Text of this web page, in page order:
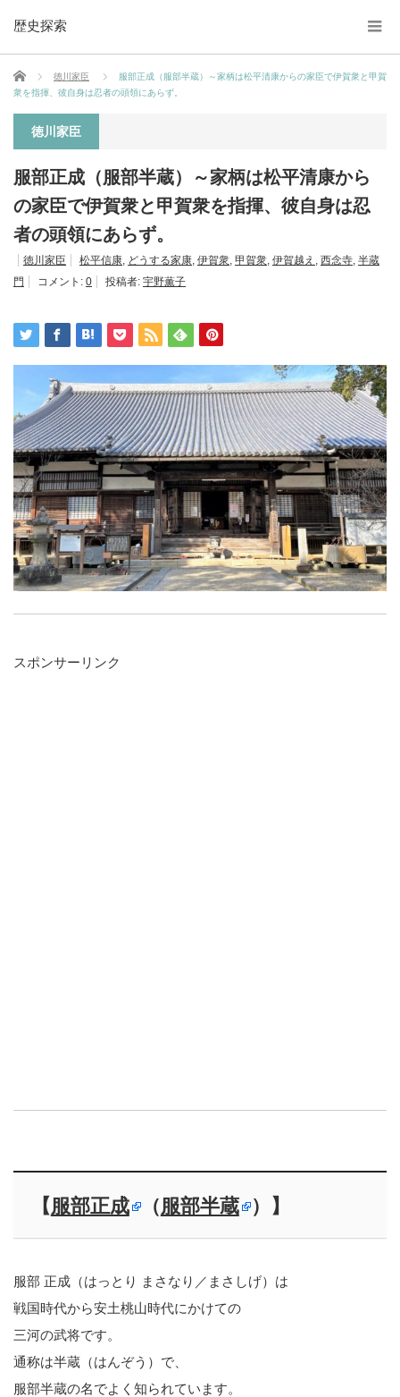
歴史探索
ホーム 徳川家臣
服部正成（服部半蔵）～家柄は松平清康からの家臣で伊賀衆と甲賀
衆を指揮、彼自身は忍者の頭領にあらず。
徳川家臣
服部正成（服部半蔵）～家柄は松平清康から
の家臣で伊賀衆と甲賀衆を指揮、彼自身は忍
者の頭領にあらず。
徳川家臣 松平信康, どうする家康, 伊賀衆, 甲賀衆, 伊賀越え , 西念寺, 半蔵
門
コメント: 0 投稿者: 宇野薫子
スポンサーリンク
【 服部正成 （服部半蔵 ）】
服部 正成（はっとり まさなり／まさしげ）は
戦国時代から安土桃山時代にかけての
三河の武将です。
通称は半蔵（はんぞう）で、
服部半蔵の名でよく知られています。